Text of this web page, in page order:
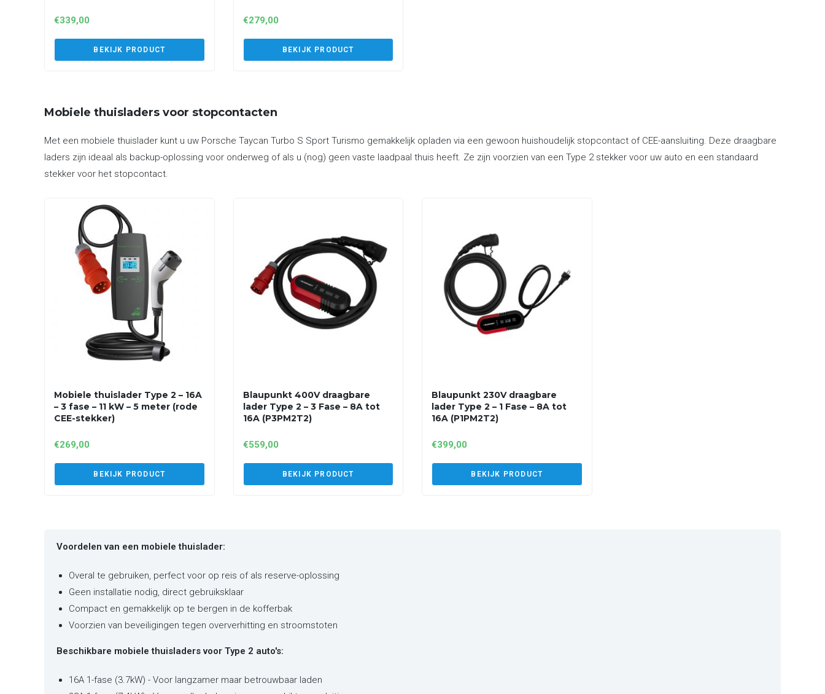
€339,00
BEKIJK PRODUCT
€279,00
BEKIJK PRODUCT
Mobiele thuisladers voor stopcontacten
Met een mobiele thuislader kunt u uw Porsche Taycan Turbo S Sport Turismo gemakkelijk opladen via een gewoon huishoudelijk stopcontact of CEE-aansluiting. Deze draagbare
laders zijn ideaal als backup-oplossing voor onderweg of als u (nog) geen vaste laadpaal thuis heeft. Ze zijn voorzien van een Type 2 stekker voor uw auto en een standaard
stekker voor het stopcontact.
Mobiele thuislader Type 2 – 16A
– 3 fase – 11 kW – 5 meter (rode
CEE-stekker)
€269,00
BEKIJK PRODUCT
Blaupunkt 400V draagbare
lader Type 2 – 3 Fase – 8A tot
16A (P3PM2T2)
€559,00
BEKIJK PRODUCT
Blaupunkt 230V draagbare
lader Type 2 – 1 Fase – 8A tot
16A (P1PM2T2)
€399,00
BEKIJK PRODUCT
Voordelen van een mobiele thuislader:
Overal te gebruiken, perfect voor op reis of als reserve-oplossing
Geen installatie nodig, direct gebruiksklaar
Compact en gemakkelijk op te bergen in de kofferbak
Voorzien van beveiligingen tegen oververhitting en stroomstoten
Beschikbare mobiele thuisladers voor Type 2 auto's:
16A 1-fase (3.7kW) - Voor langzamer maar betrouwbaar laden